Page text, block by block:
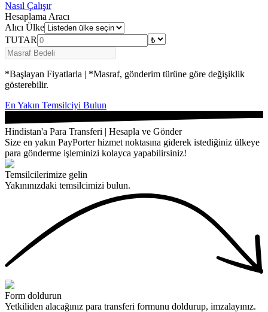
Nasıl Çalışır
Hesaplama Aracı
Alıcı Ülke
TUTAR
*Başlayan Fiyatlarla | *Masraf, gönderim türüne göre değişiklik
gösterebilir.
En Yakın Temsilciyi Bulun
Hindistan'a Para Transferi | Hesapla ve Gönder
Size en yakın PayPorter hizmet noktasına giderek istediğiniz ülkeye
para gönderme işleminizi kolayca yapabilirsiniz!
Temsilcilerimize gelin
Yakınınızdaki temsilcimizi bulun.
Form doldurun
Yetkiliden alacağınız para transferi formunu doldurup, imzalayınız.